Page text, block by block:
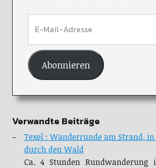
Abonnieren
Verwandte Beiträge
Texel : Wanderrunde am Strand,
durch den Wald
Ca. 4 Stunden Rundwanderung